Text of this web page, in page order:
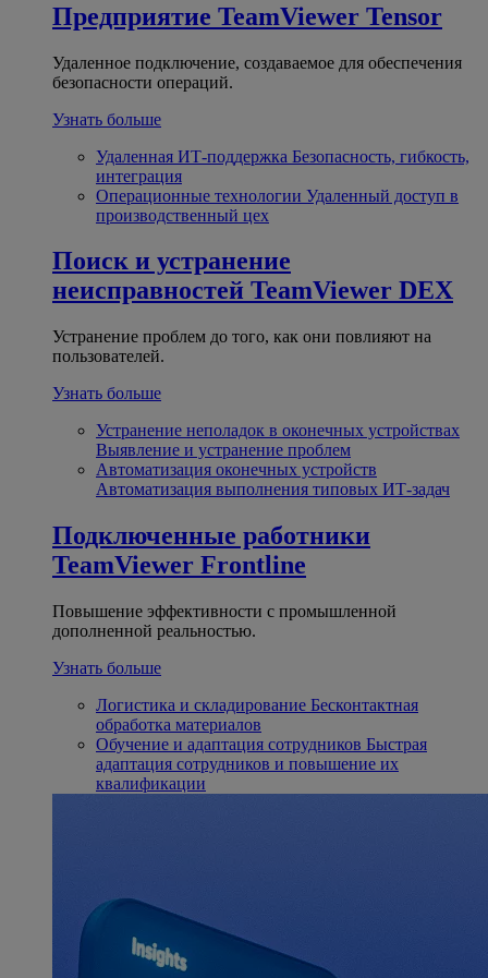
Предприятие TeamViewer Tensor
Удаленное подключение, создаваемое для обеспечения
безопасности операций.
Узнать больше
Удаленная ИТ-поддержка Безопасность, гибкость,
интеграция
Операционные технологии Удаленный доступ в
производственный цех
Поиск и устранение
неисправностей TeamViewer DEX
Устранение проблем до того, как они повлияют на
пользователей.
Узнать больше
Устранение неполадок в оконечных устройствах
Выявление и устранение проблем
Автоматизация оконечных устройств
Автоматизация выполнения типовых ИТ-задач
Подключенные работники
TeamViewer Frontline
Повышение эффективности с промышленной
дополненной реальностью.
Узнать больше
Логистика и складирование Бесконтактная
обработка материалов
Обучение и адаптация сотрудников Быстрая
адаптация сотрудников и повышение их
квалификации